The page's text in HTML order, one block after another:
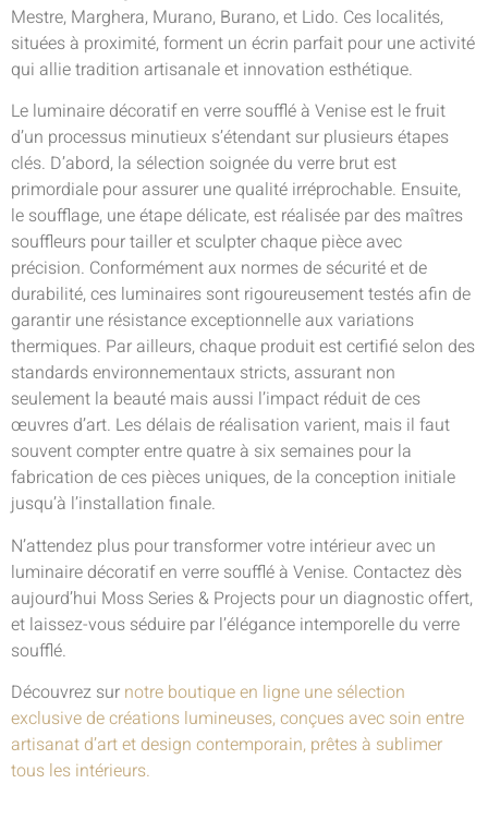
Mestre, Marghera, Murano, Burano, et Lido. Ces localités,
situées à proximité, forment un écrin parfait pour une activité
qui allie tradition artisanale et innovation esthétique.
Le luminaire décoratif en verre soufflé à Venise est le fruit
d’un processus minutieux s’étendant sur plusieurs étapes
clés. D’abord, la sélection soignée du verre brut est
primordiale pour assurer une qualité irréprochable. Ensuite,
le soufflage, une étape délicate, est réalisée par des maîtres
souffleurs pour tailler et sculpter chaque pièce avec
précision. Conformément aux normes de sécurité et de
durabilité, ces luminaires sont rigoureusement testés afin de
garantir une résistance exceptionnelle aux variations
thermiques. Par ailleurs, chaque produit est certifié selon des
standards environnementaux stricts, assurant non
seulement la beauté mais aussi l’impact réduit de ces
œuvres d’art. Les délais de réalisation varient, mais il faut
souvent compter entre quatre à six semaines pour la
fabrication de ces pièces uniques, de la conception initiale
jusqu’à l’installation finale.
N’attendez plus pour transformer votre intérieur avec un
luminaire décoratif en verre soufflé à Venise. Contactez dès
aujourd’hui Moss Series & Projects pour un diagnostic offert,
et laissez-vous séduire par l’élégance intemporelle du verre
soufflé.
Découvrez sur notre boutique en ligne une sélection
exclusive de créations lumineuses, conçues avec soin entre
artisanat d’art et design contemporain, prêtes à sublimer
tous les intérieurs.